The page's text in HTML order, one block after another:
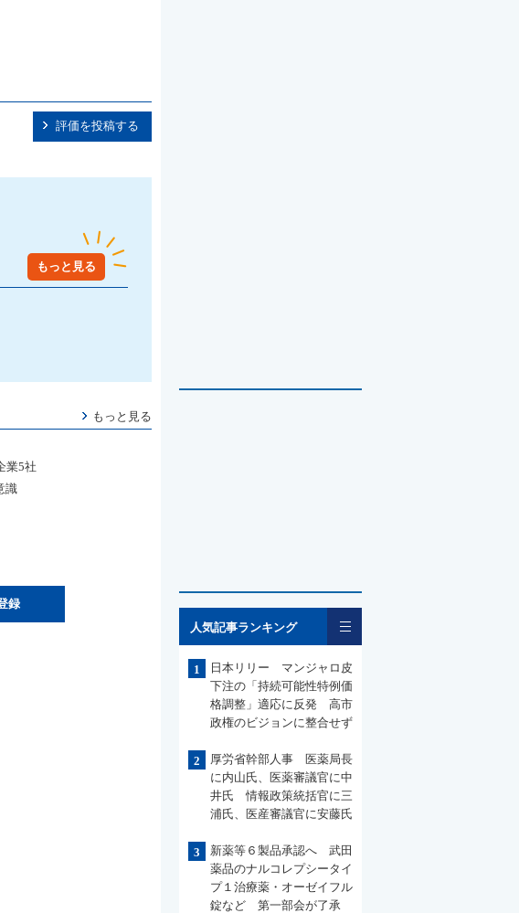
評価を投稿する
もっと見る
もっと見る
業5社
識
録
人気記事ランキング
1
日本リリー マンジャロ皮
下注の「持続可能性特例価
格調整」適応に反発 高市
政権のビジョンに整合せず
2
厚労省幹部人事 医薬局長
に内山氏、医薬審議官に中
井氏 情報政策統括官に三
浦氏、医産審議官に安藤氏
3
新薬等６製品承認へ 武田
薬品のナルコレプシータイ
プ１治療薬・オーゼイフル
錠など 第一部会が了承